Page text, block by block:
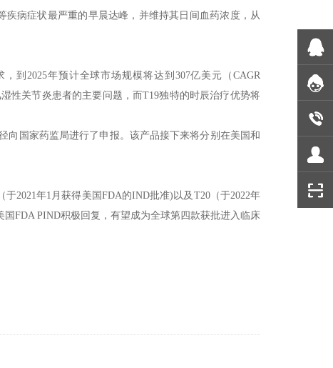
病症状最严重的早晨达峰，并维持其日间血药浓度，从
到2025年预计全球市场规模将达到307亿美元（CAGR
性关节炎患者的主要问题，而T19独特的时辰治疗优势将
向国家药监局进行了申报。该产品接下来将分别在美国和
2021年1月获得美国FDA的IND批准)以及T20（于2022年
FDA PIND积极回复，有望成为全球第四款获批进入临床